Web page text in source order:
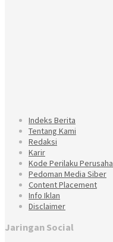
Indeks Berita
Tentang Kami
Redaksi
Karir
Kode Perilaku
Pedoman Media Siber
Content Placement
Info Iklan
Disclaimer
Jaringan Social